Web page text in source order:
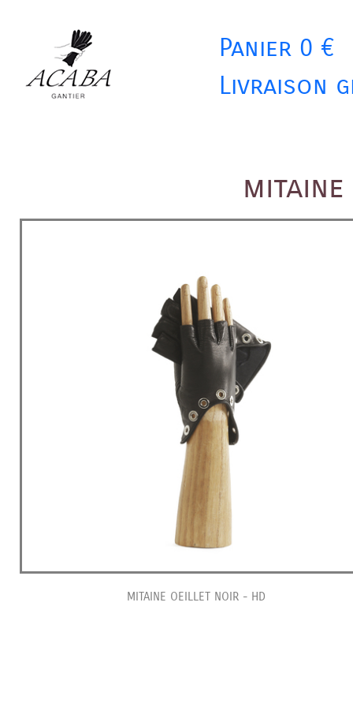
Panier 0 €
Livraison
MITAINE OEILLET NOIR - HD